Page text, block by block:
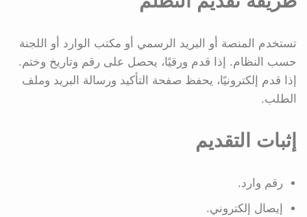
تستخدم المنصة أو البريد الرسمي أو مكتب الوارد أو اللجنة
حسب النظام. إذا قدم ورقيًا، يحصل على رقم وتاريخ وختم.
إذا قدم إلكترونيًا، يحفظ صفحة التأكيد ورسالة البريد وملف
الطلب.
إثبات التقديم
رقم وارد.
إيصال إلكتروني.